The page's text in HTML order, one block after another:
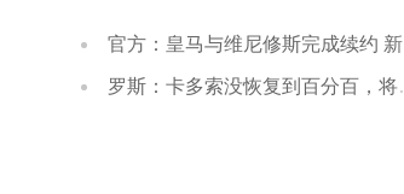
官方：皇马与维尼修斯完成续约 新合同至2032年
罗斯：卡多索没恢复到百分百，将根据训练课情况决定是否首发